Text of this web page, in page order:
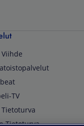
Viihde
TV
Tietoturva
Tietoturva